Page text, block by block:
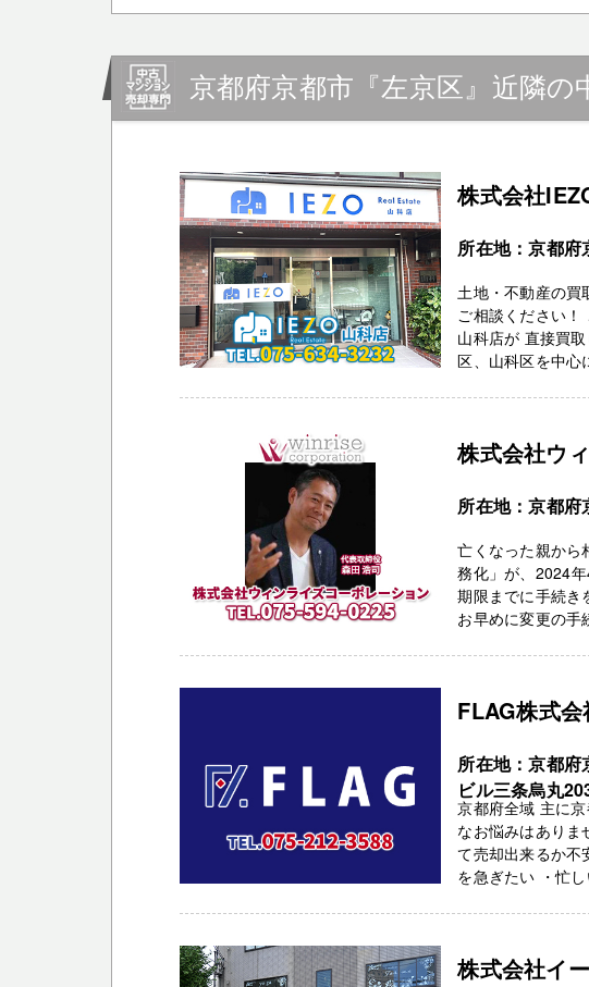
京都府京都市『左京区』近隣
株式会社
所在地：京都
土地・不動産の買
ご相談ください
山科店が 直接買
区、山科区を中心
株式会社ウ
所在地：京都
亡くなった親か
務化」が、2024
期限までに手続き
お早めに変更の
FLAG株式会
所在地：京都府
ビル三条烏丸
京都府全域 主に
なお悩みはあり
て売却出来るか不
を急ぎたい ・忙
株式会社イ